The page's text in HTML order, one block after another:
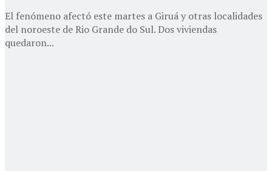
El fenómeno afectó este martes a Giruá y otras localidades
del noroeste de Rio Grande do Sul. Dos viviendas
quedaron...